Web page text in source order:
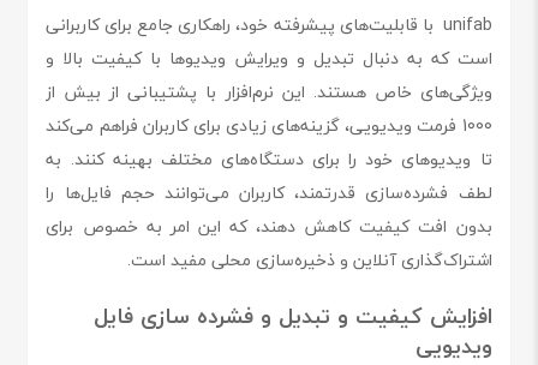
unifab با قابلیت‌های پیشرفته‌ خود، راهکاری جامع برای کاربرانی
است که به دنبال تبدیل و ویرایش ویدیوها با کیفیت بالا و
ویژگی‌های خاص هستند. این نرم‌افزار با پشتیبانی از بیش از
1000 فرمت ویدیویی، گزینه‌های زیادی برای کاربران فراهم می‌کند
تا ویدیوهای خود را برای دستگاه‌های مختلف بهینه کنند. به
لطف فشرده‌سازی قدرتمند، کاربران می‌توانند حجم فایل‌ها را
بدون افت کیفیت کاهش دهند، که این امر به خصوص برای
اشتراک‌گذاری آنلاین و ذخیره‌سازی محلی مفید است.
افزایش کیفیت و تبدیل و فشرده سازی فایل
ویدیویی